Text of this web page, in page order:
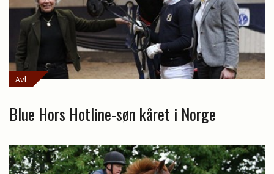
Avl
Blue Hors Hotline-søn kåret i Norge